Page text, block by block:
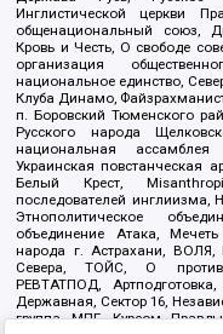
Инглистической церкви
общенациональный союз,
Кровь и Честь, О свободе
организация
национальное единство,
Клуба Динамо,
п. Боровский Тюменского
Русского народа
национальная
Украинская повстанческая
Белый Крест,
последователей инглиизма,
Этнополитическое
объединение Атака,
народа г. Астрахани, ВОЛЯ,
Севера, ТОЙС, О
РЕВТАТПОД,
Державная, Сектор 16,
группа МПГ, Курсом